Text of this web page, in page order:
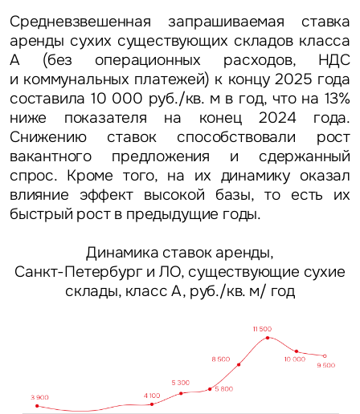
Средневзвешенная запрашиваемая ставка
аренды сухих существующих складов класса
А (без операционных расходов, НДС
и коммунальных платежей) к концу 2025 года
составила 10 000 руб./кв. м в год, что на 13%
ниже показателя на конец 2024 года.
Снижению ставок способствовали рост
вакантного предложения и сдержанный
спрос. Кроме того, на их динамику оказал
влияние эффект высокой базы, то есть их
быстрый рост в предыдущие годы.
Динамика ставок аренды,
Санкт-Петербург и ЛО, существующие сухие
склады, класс А, руб./кв. м/ год
Задайте свой вопрос
Вопрос
Предложение
Объявление
Это обязательное поле
Это обязательное поле
Это обязательное поле